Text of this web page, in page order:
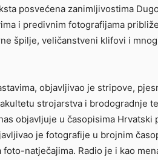
posvećena zanimljivostima
i predivnim fotografijama
špilje, veličanstveni klifovi i
objavljivao je stripove,
strojarstva i brodogradnje
objavljuje u časopisima Hrvatski
je fotografije u brojnim
natječajima. Radio je i kao